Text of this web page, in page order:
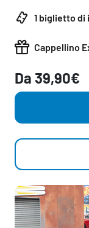
1 biglietto di
Cappellino
Da 39,90€